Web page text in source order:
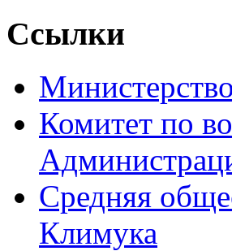
Ссылки
Комитет по
Средняя
Климука